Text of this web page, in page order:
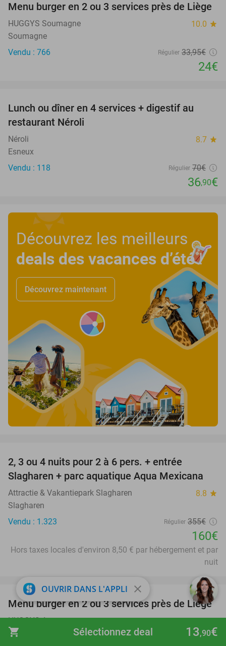
shopping_cart 13,90€
Sélectionnez deal
29%
Menu burger en 2 ou 3 services près de Liège
HUGGYS Soumagne 10.0 star
Soumagne
Vendu : 766
Régulier 33,95€
24€
Lunch ou dîner en 4 services + digestif au
restaurant Néroli
Néroli 8.7 star
Esneux
Vendu : 118
Régulier 70€
36,90€
Découvrez les meilleurs
deals des vacances d’été!
Découvrez maintenant
2, 3 ou 4 nuits pour 2 à 6 pers. + entrée
Slagharen + parc aquatique Aqua Mexicana
Attractie & Vakantiepark Slagharen 8.8 star
Slagharen
Vendu : 1.323
Régulier 355€
160€
Hors taxes locales d'environ 8,50 € par hébergement et par
nuit
29%
favorite_border
Menu burger en 2 ou 3 services près de Liège
HUGGYS Awans star
Awans
OUVRIR DANS L'APPLI close